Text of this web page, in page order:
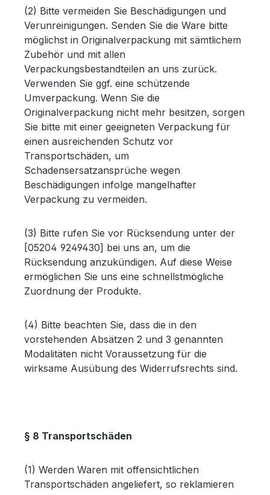
(2) Bitte vermeiden Sie Beschädigungen und
Verunreinigungen. Senden Sie die Ware bitte
möglichst in Originalverpackung mit sämtlichem
Zubehör und mit allen
Verpackungsbestandteilen an uns zurück.
Verwenden Sie ggf. eine schützende
Umverpackung. Wenn Sie die
Originalverpackung nicht mehr besitzen, sorgen
Sie bitte mit einer geeigneten Verpackung für
einen ausreichenden Schutz vor
Transportschäden, um
Schadensersatzansprüche wegen
Beschädigungen infolge mangelhafter
Verpackung zu vermeiden.
(3) Bitte rufen Sie vor Rücksendung unter der
[05204 9249430] bei uns an, um die
Rücksendung anzukündigen. Auf diese Weise
ermöglichen Sie uns eine schnellstmögliche
Zuordnung der Produkte.
(4) Bitte beachten Sie, dass die in den
vorstehenden Absätzen 2 und 3 genannten
Modalitäten nicht Voraussetzung für die
wirksame Ausübung des Widerrufsrechts sind.
§ 8 Transportschäden
(1) Werden Waren mit offensichtlichen
Transportschäden angeliefert, so reklamieren